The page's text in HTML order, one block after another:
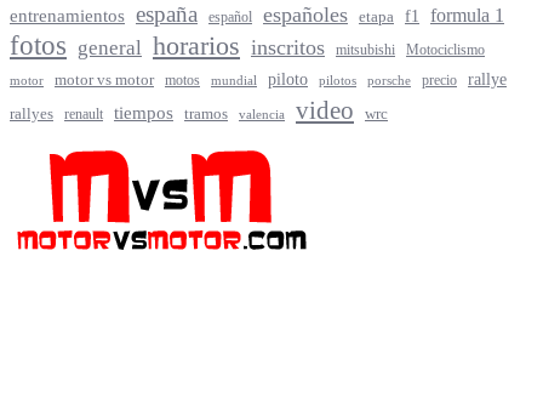
entrenamientos españa español españoles etapa f1 formula 1
fotos general horarios inscritos mitsubishi Motociclismo
motor motor vs motor motos mundial piloto pilotos porsche precio rallye
rallyes renault tiempos tramos valencia video wrc